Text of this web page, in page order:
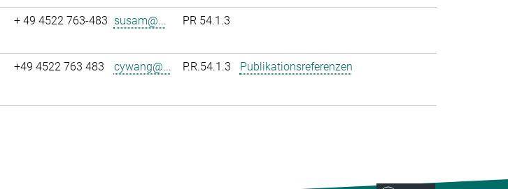
+ 49 4522 763-483 susam@... PR 54.1.3
+49 4522 763 483 cywang@... P.R.54.1.3 Publikationsreferenzen